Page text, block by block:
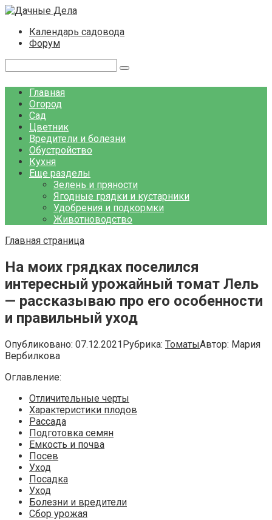
Перейти
контентуКалендарь садовода
Форум
Главная
Огород
Сад
Цветник
Вредители и болезни
Обустройство
Кухня
Еще разделы
Зелень и пряности
Ягодные грядки и кустарники
Удобрения и подкормки
Животноводство
Главная страница
На моих грядках поселился
интересный урожайный томат Лель
— рассказываю про его особенности
и правильный уход
Опубликовано: 07.12.2021Рубрика: ТоматыАвтор: Мария
Вербилкова
Оглавление:
Отличительные черты
Характеристики плодов
Рассада
Подготовка семян
Емкость и почва
Посев
Уход
Посадка
Уход
Болезни и вредители
Сбор урожая